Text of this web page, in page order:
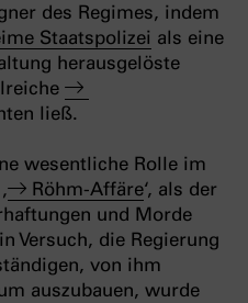
des Regimes, indem
Staatspolizei als eine
herausgelöste
ließ.
wesentliche Rolle im
Röhm-Affäre‘, als der
und Morde
Versuch, die Regierung
von ihm
auszubauen, wurde